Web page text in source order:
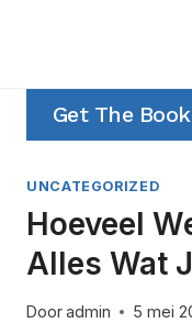
Get The Book
UNCATEGORIZED
Hoeveel
Alles Wat
Dooradmin 5 mei